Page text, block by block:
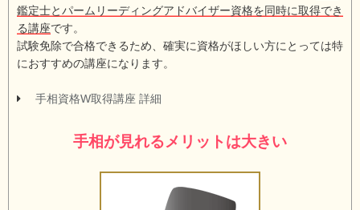
鑑定士とパームリーディングアドバイザー資格を同時に取得でき
る講座です。
試験免除で合格できるため、確実に資格がほしい方にとっては特
におすすめの講座になります。
手相資格W取得講座 詳細
手相が見れるメリットは大きい